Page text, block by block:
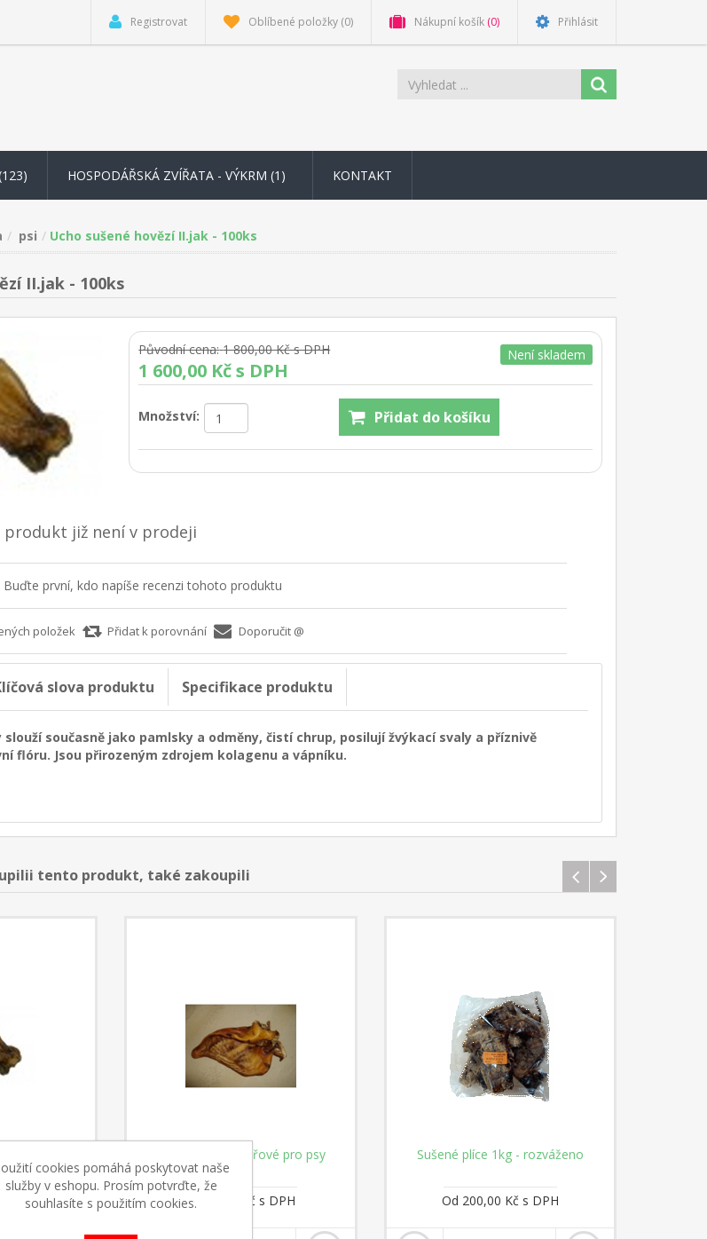
Registrovat Oblíbené položky (0) Nákupní košík (0) Přihlásit
HOSPODÁŘSKÁ ZVÍŘATA - VÝKRM (1) KONTAKT
psi Ucho sušené hovězí II.jak - 100ks
II.jak - 100ks
Původní cena: 1 800,00 Kč s DPH
1 600,00 Kč s DPH
Není skladem
Množství:
produkt již není v prodeji
Buďte první, kdo napíše recenzi tohoto produktu
slova produktu Specifikace produktu
slouží současně jako pamlsky a odměny, čistí chrup, posilují žvýkací svaly a příznivě
flóru. Jsou přirozeným zdrojem kolagenu a vápníku.
tento produkt, také zakoupili
(1ks)
DPH
Sušené ucho vepřové pro psy
Od 19,00 Kč s DPH
Sušené plíce 1kg - rozváženo
Od 200,00 Kč s DPH
cookies pomáhá poskytovat naše
služby v eshopu. Prosím potvrďte, že
souhlasíte s použitím cookies.